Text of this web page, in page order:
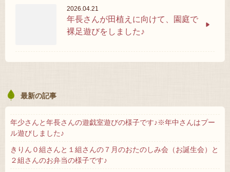
2026.04.21
年長さんが田植えに向けて、園庭で
裸足遊びをしました♪
最新の記事
年少さんと年長さんの遊戯室遊びの様子です♪※年中さんはプー
ル遊びしました♪
きりん０組さんと１組さんの７月のおたのしみ会（お誕生会）と
２組さんのお弁当の様子です♪